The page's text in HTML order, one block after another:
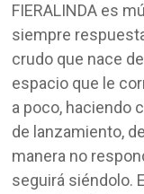
FIERALINDA es
siempre
crudo que nace
espacio que le
a poco, haciendo
de lanzamiento,
manera no
seguirá siéndolo.